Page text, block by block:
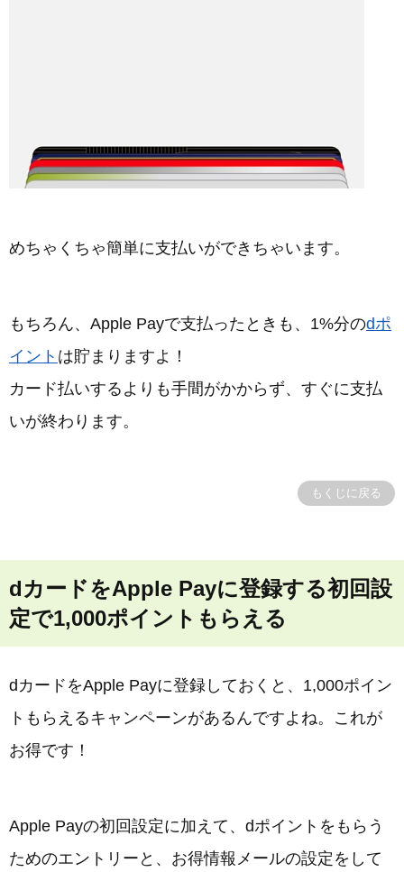
めちゃくちゃ簡単に支払いができちゃいます。
もちろん、Apple Payで支払ったときも、1%分のdポ
イント は貯まりますよ！
カード払いするよりも手間がかからず、すぐに支払
いが終わります。
もくじに戻る
dカードをApple Payに登録する初回設
定で1,000ポイントもらえる
dカードをApple Payに登録しておくと、1,000ポイン
トもらえるキャンペーンがあるんですよね。これが
お得です！
Apple Payの初回設定に加えて、dポイントをもらう
ためのエントリーと、お得情報メールの設定をして